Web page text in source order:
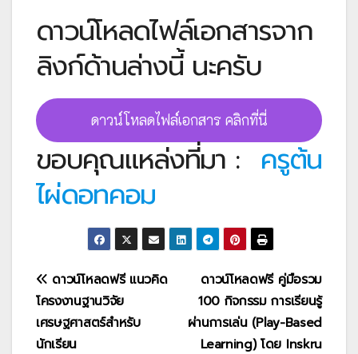
ดาวน์โหลดไฟล์เอกสารจาก
ลิงก์ด้านล่างนี้ นะครับ
ดาวน์โหลดไฟล์เอกสาร คลิกที่นี่
ขอบคุณแหล่งที่มา : ครูต้น
ไผ่ดอทคอม
แนะแนว
เรื่อง
ดาวน์โหลดฟรี คู่มือรวม
100 กิจกรรม การเรียนรู้
ผ่านการเล่น (Play-Based
Learning) โดย Inskru
ดาวน์โหลดฟรี แนวคิด
โครงงานฐานวิจัย
เศรษฐศาสตร์สำหรับ
นักเรียน